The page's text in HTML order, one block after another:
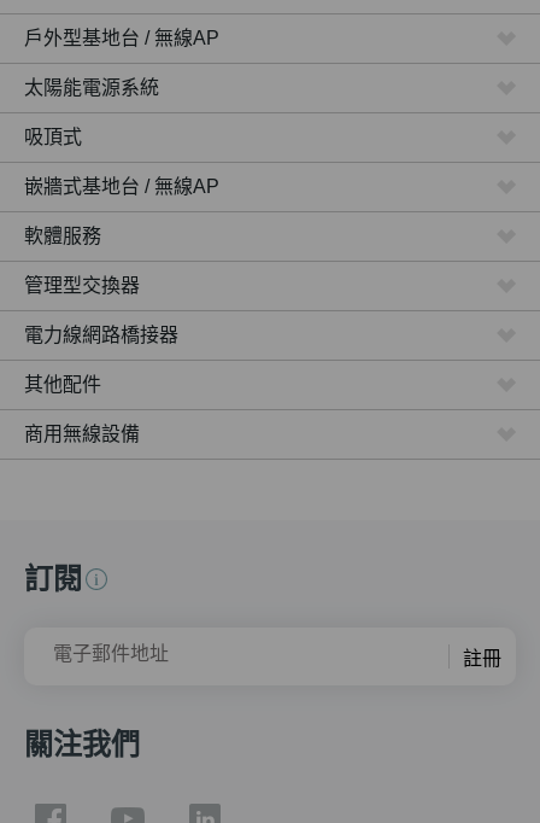
戶外型基地台 / 無線AP
太陽能電源系統
吸頂式
嵌牆式基地台 / 無線AP
軟體服務
管理型交換器
電力線網路橋接器
其他配件
商用無線設備
訂閱
電子郵件地址 註冊
關注我們